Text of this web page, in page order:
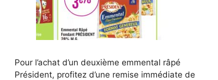
Pour l’achat d’un deuxième emmental râpé
Président, profitez d’une remise immédiate de